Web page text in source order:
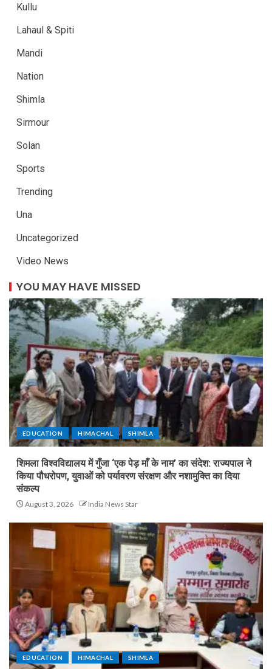
Kullu
Lahaul & Spiti
Mandi
Nation
Shimla
Sirmour
Solan
Sports
Trending
Una
Uncategorized
Video News
YOU MAY HAVE MISSED
EDUCATION HIMACHAL SHIMLA
शिमला विश्वविद्यालय में गुँजा ‘एक पेड़ माँ के नाम’ का संदेश: राज्यपाल ने
किया पौधरोपण, युवाओं को पर्यावरण संरक्षण और नशामुक्ति का दिया
संकल्प
August 3, 2026 India News Star
EDUCATION HIMACHAL SHIMLA